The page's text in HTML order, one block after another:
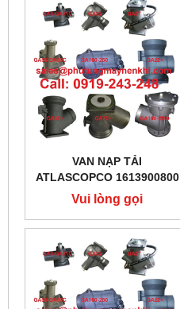
VAN NẠP TẢI
ATLASCOPCO 1613900800
Vui lòng gọi